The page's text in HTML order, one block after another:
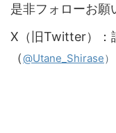
是非フォローお願
X（旧Twitter）：
（@Utane_Shirase）